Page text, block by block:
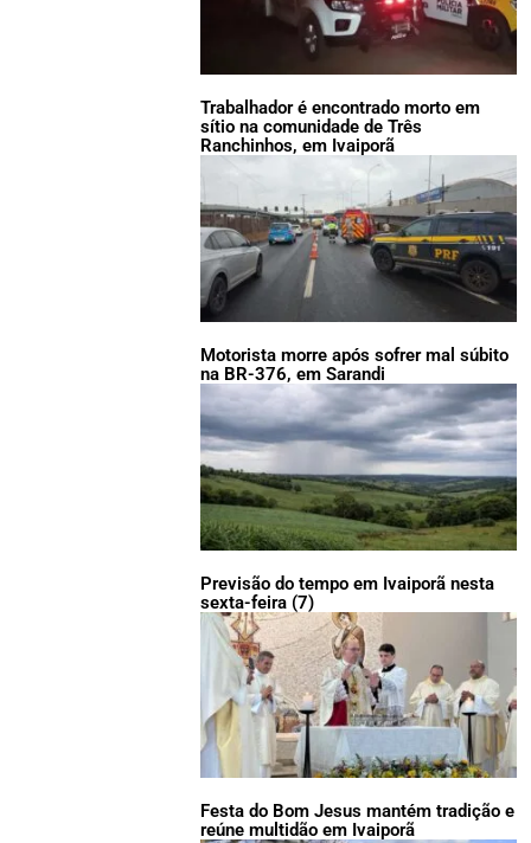
Trabalhador é encontrado morto em
sítio na comunidade de Três
Ranchinhos, em Ivaiporã
Motorista morre após sofrer mal súbito
na BR-376, em Sarandi
Previsão do tempo em Ivaiporã nesta
sexta-feira (7)
Festa do Bom Jesus mantém tradição e
reúne multidão em Ivaiporã